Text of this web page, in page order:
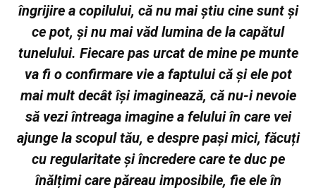
îngrijire a copilului, că nu mai știu cine sunt și
ce pot, și nu mai văd lumina de la capătul
tunelului. Fiecare pas urcat de mine pe munte
va fi o confirmare vie a faptului că și ele pot
mai mult decât își imaginează, că nu-i nevoie
să vezi întreaga imagine a felului în care vei
ajunge la scopul tău, e despre pași mici, făcuți
cu regularitate și încredere care te duc pe
înălțimi care păreau imposibile, fie ele în